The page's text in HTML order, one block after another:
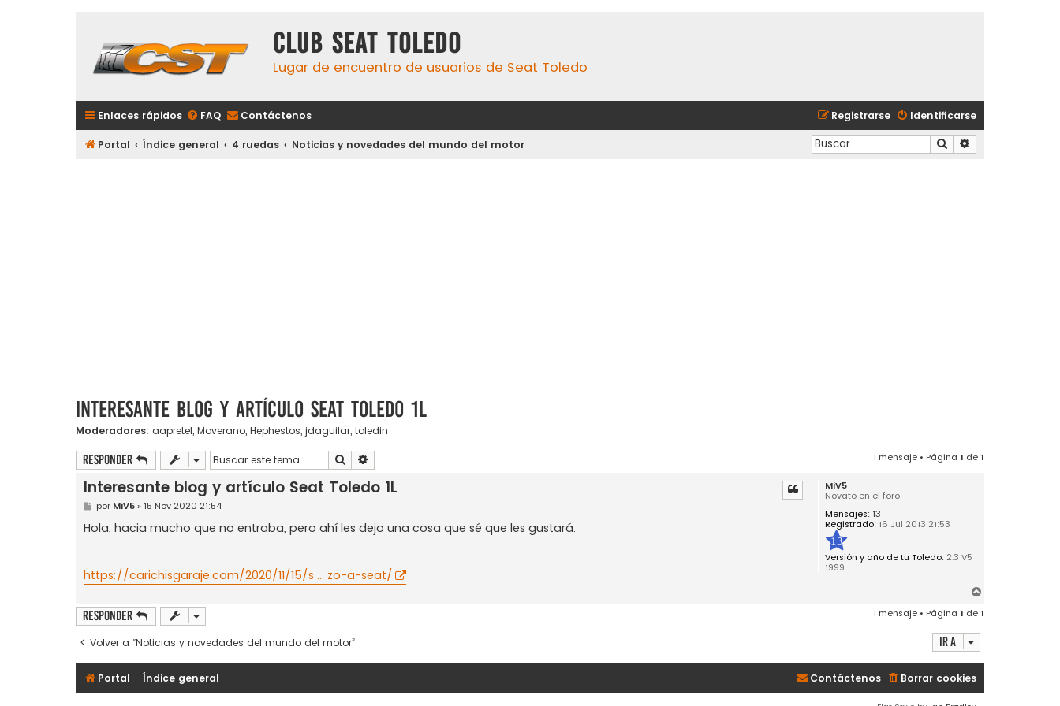
Club Seat Toledo
Lugar de encuentro de usuarios de Seat Toledo
Enlaces rápidos FAQ Contáctenos Identificarse
Registrarse
Portal Índice general 4 ruedas Noticias y novedades del mundo del motor Buscar
Interesante blog y artículo Seat Toledo 1L
Moderadores: aapretel, Moverano, Hephestos, jdaguilar, toledin
Responder Buscar 1 mensaje • Página 1 de1
MiV5
Novato en el foro
Mensajes: 13
Registrado: 16 Jul 2013 21:53
13
Versión y año de tu Toledo: 2.3 V5
1999
Interesante blog y artículo Seat Toledo 1L
M
e
n
s
por MiV5» 15 Nov 2020 21:54
Hola, hacia mucho que no entraba, pero ahí les dejo una cosa que sé que les gustará.
https://carichisgaraje.com/2020/11/15/s ... zo-a-seat/
a
Responder 1 mensaje • Página 1 de1
Volver a “Noticias y novedades del mundo del motor” Ir a
Portal Índice general Borrar cookies
Contáctenos